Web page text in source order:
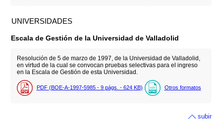
UNIVERSIDADES
Escala de Gestión de la Universidad de Valladolid
Resolución de 5 de marzo de 1997, de la Universidad de Valladolid,
en virtud de la cual se convocan pruebas selectivas para el ingreso
en la Escala de Gestión de esta Universidad.
PDF (BOE-A-1997-5985 - 9 págs. - 624 KB) Otros formatos
subir